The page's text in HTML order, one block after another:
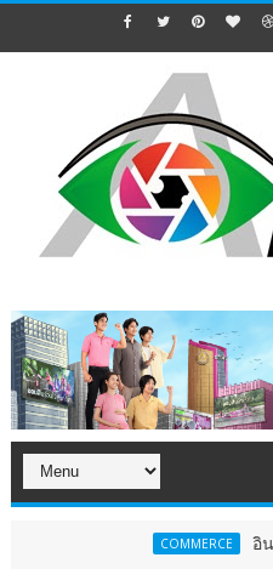
อินฟอร์มา มาร์เก็ต